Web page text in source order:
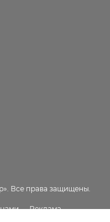
Все права защищены.
Реклама